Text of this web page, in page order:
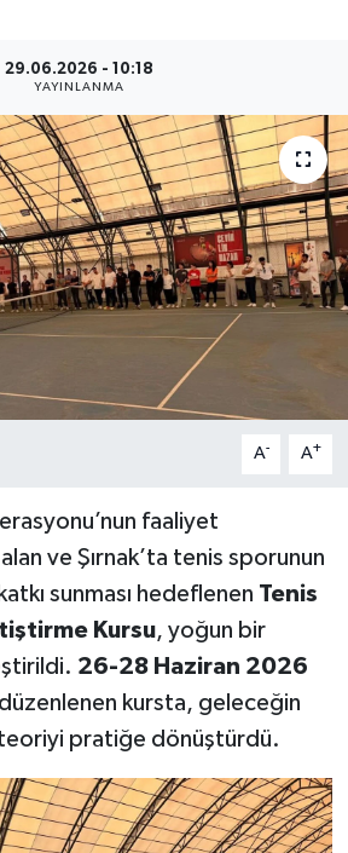
29.06.2026 - 10:18
YAYINLANMA
A- A+
faaliyet
ve Şırnak’ta tenis sporunun
sunması hedeflenen Tenis
Kursu, yoğun bir
26-28 Haziran 2026
kursta, geleceğin
pratiğe dönüştürdü.